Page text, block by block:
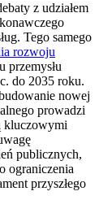
z udziałem
Tego samego
rozwoju
przemysłu
do 2035 roku.
nowej
prowadzi
kluczowymi
publicznych,
ograniczenia
przyszłego